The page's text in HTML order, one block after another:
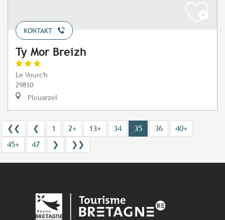
KONTAKT
Ty Mor Breizh
Le Vourc'h
29810
Plouarzel
❮❮ ❮ 1 2+ 13+ 34 35 36
40+
45+
47 ❯ ❯❯